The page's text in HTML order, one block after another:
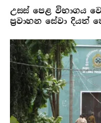
උසස් පෙළ විභාගය
ප්‍රවාහන සේවා දියත්